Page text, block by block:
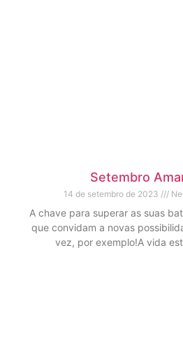
Setembro
14 de setembro de 2023
A chave para superar as suas
que convidam a novas
vez, por exemplo!A vida